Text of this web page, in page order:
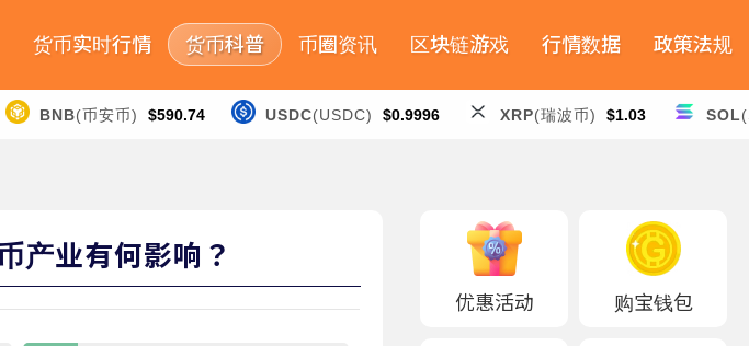
货币实时行情 货币科普 币圈资讯 区块链游戏 行情数据 政策法规
BNB(币安币) $590.74 USDC(USDC) $0.9996 XRP(瑞波币) $1.03 SOL
产业有何影响？
优惠活动 购宝钱包